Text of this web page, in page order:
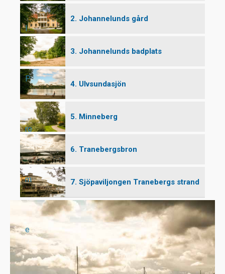
l
P
ro
m
e
2. Johannelunds gård
3. Johannelunds badplats
4. Ulvsundasjön
5. Minneberg
6. Tranebergsbron
7. Sjöpaviljongen Tranebergs strand